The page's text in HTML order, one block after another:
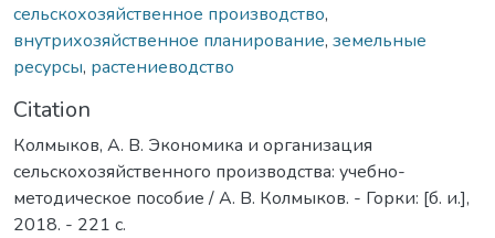
сельскохозяйственное производство,
внутрихозяйственное планирование, земельные
ресурсы, растениеводство
Citation
Колмыков, А. В. Экономика и организация
сельскохозяйственного производства: учебно-
методическое пособие / А. В. Колмыков. - Горки: [б. и.],
2018. - 221 с.